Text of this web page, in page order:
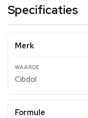
Specificaties
Merk
Cibdol
Formule